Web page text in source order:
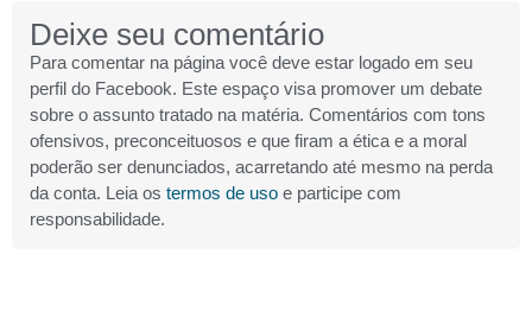
Deixe seu comentário
Para comentar na página você deve estar logado em seu
perfil do Facebook. Este espaço visa promover um debate
sobre o assunto tratado na matéria. Comentários com tons
ofensivos, preconceituosos e que firam a ética e a moral
poderão ser denunciados, acarretando até mesmo na perda
da conta. Leia os termos de uso e participe com
responsabilidade.